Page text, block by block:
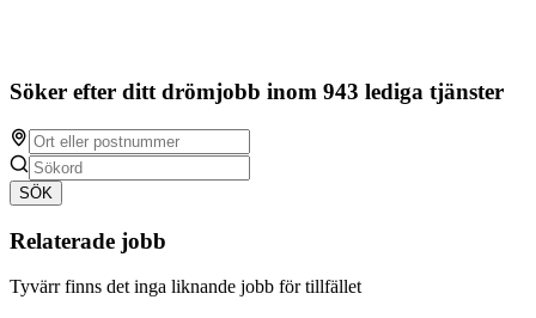
Söker efter ditt drömjobb inom 943 lediga tjänster
SÖK
Relaterade jobb
Tyvärr finns det inga liknande jobb för tillfället